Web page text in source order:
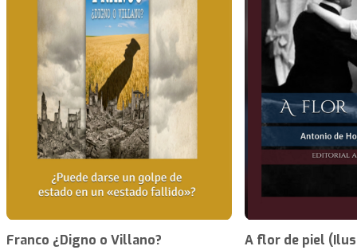
Franco ¿Digno o Villano? A flor de piel